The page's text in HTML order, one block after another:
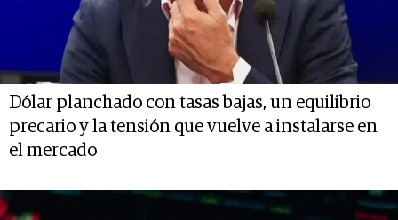
Dólar planchado con tasas bajas, un equilibrio
precario y la tensión que vuelve a instalarse en
el mercado